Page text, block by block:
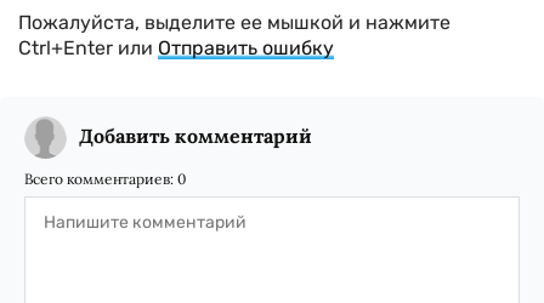
Пожалуйста, выделите ее мышкой и нажмите
Ctrl+Enter или Отправить ошибку
Добавить комментарий
Всего комментариев: 0